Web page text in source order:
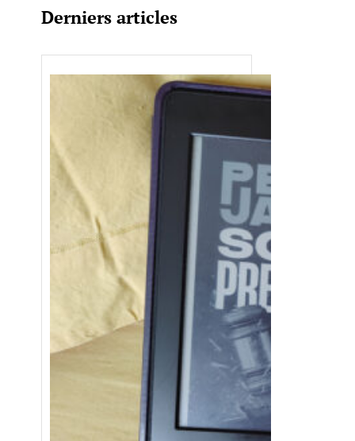
Derniers articles